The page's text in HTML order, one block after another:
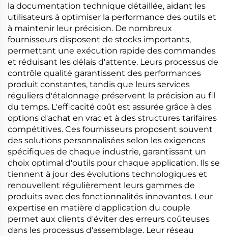
la documentation technique détaillée, aidant les
utilisateurs à optimiser la performance des outils et
à maintenir leur précision. De nombreux
fournisseurs disposent de stocks importants,
permettant une exécution rapide des commandes
et réduisant les délais d'attente. Leurs processus de
contrôle qualité garantissent des performances
produit constantes, tandis que leurs services
réguliers d'étalonnage préservent la précision au fil
du temps. L'efficacité coût est assurée grâce à des
options d'achat en vrac et à des structures tarifaires
compétitives. Ces fournisseurs proposent souvent
des solutions personnalisées selon les exigences
spécifiques de chaque industrie, garantissant un
choix optimal d'outils pour chaque application. Ils se
tiennent à jour des évolutions technologiques et
renouvellent régulièrement leurs gammes de
produits avec des fonctionnalités innovantes. Leur
expertise en matière d'application du couple
permet aux clients d'éviter des erreurs coûteuses
dans les processus d'assemblage. Leur réseau